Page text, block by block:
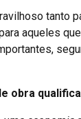
tanto
aqueles
obra